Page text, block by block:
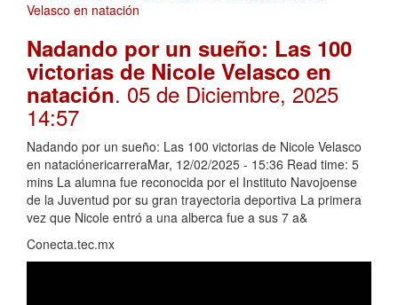
Nadando por un sueño: Las 100
victorias de Nicole Velasco en
natación. 05 de Diciembre, 2025
14:57
Nadando por un sueño: Las 100 victorias de Nicole Velasco
en nataciónericarreraMar, 12/02/2025 - 15:36 Read time: 5
mins La alumna fue reconocida por el Instituto Navojoense
de la Juventud por su gran trayectoria deportiva La primera
vez que Nicole entró a una alberca fue a sus 7 a&
Conecta.tec.mx